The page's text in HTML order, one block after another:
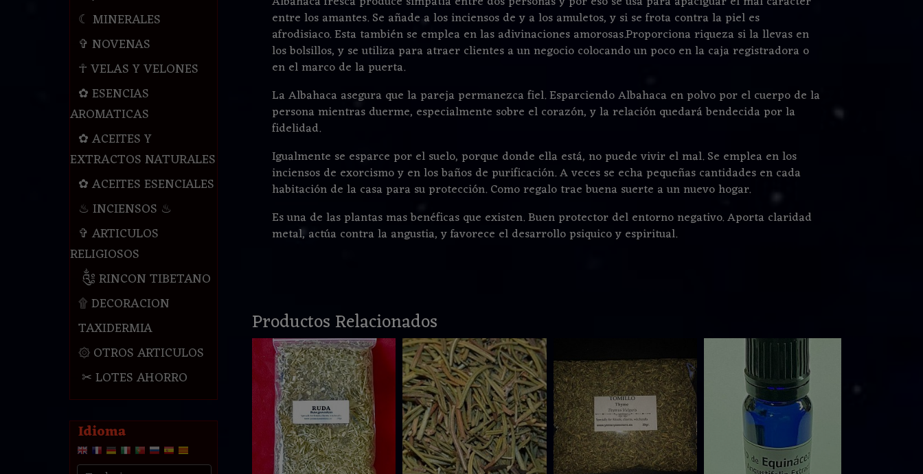
☾ MINERALES
✞ NOVENAS
☥ VELAS Y VELONES
✿ ESENCIAS
AROMATICAS
✿ ACEITES Y
EXTRACTOS NATURALES
✿ ACEITES ESENCIALES
♨ INCIENSOS ♨
✞ ARTICULOS
RELIGIOSOS
༃ RINCON TIBETANO
۩ DECORACION
TAXIDERMIA
۞ OTROS ARTICULOS
✂ LOTES AHORRO
Idioma
entre los amantes. Se añade a los inciensos de y a los amuletos, y si se frota contra la piel es
afrodisiaco. Esta también se emplea en las adivinaciones amorosas.Proporciona riqueza si la llevas en
los bolsillos, y se utiliza para atraer clientes a un negocio colocando un poco en la caja registradora o
en el marco de la puerta.
La Albahaca asegura que la pareja permanezca fiel. Esparciendo Albahaca en polvo por el cuerpo de la
persona mientras duerme, especialmente sobre el corazón, y la relación quedará bendecida por la
fidelidad.
Igualmente se esparce por el suelo, porque donde ella está, no puede vivir el mal. Se emplea en los
inciensos de exorcismo y en los baños de purificación. A veces se echa pequeñas cantidades en cada
habitación de la casa para su protección. Como regalo trae buena suerte a un nuevo hogar.
Es una de las plantas mas benéficas que existen. Buen protector del entorno negativo. Aporta claridad
metal, actúa contra la angustia, y favorece el desarrollo psiquico y espiritual.
Productos Relacionados